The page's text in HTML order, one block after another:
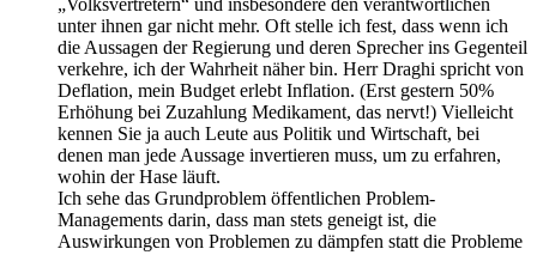
unter ihnen gar nicht mehr. Oft stelle ich fest, dass wenn ich
die Aussagen der Regierung und deren Sprecher ins Gegenteil
verkehre, ich der Wahrheit näher bin. Herr Draghi spricht von
Deflation, mein Budget erlebt Inflation. (Erst gestern 50%
Erhöhung bei Zuzahlung Medikament, das nervt!) Vielleicht
kennen Sie ja auch Leute aus Politik und Wirtschaft, bei
denen man jede Aussage invertieren muss, um zu erfahren,
wohin der Hase läuft.
Ich sehe das Grundproblem öffentlichen Problem-
Managements darin, dass man stets geneigt ist, die
Auswirkungen von Problemen zu dämpfen statt die Probleme